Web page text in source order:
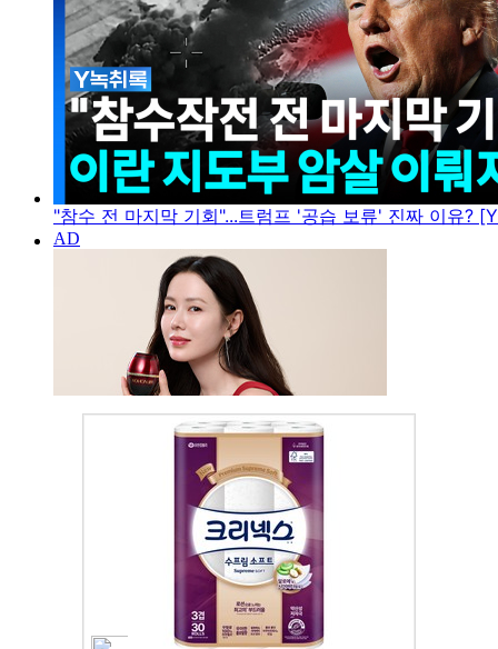
"참수 전 마지막 기회"...트럼프 '공습 보류' 진짜 이유?